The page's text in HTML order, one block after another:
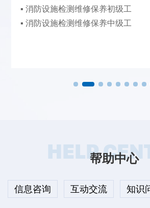
▪ 消防设施检测维修保养初级工
▪ 消防设施检测维修保养中级工
HELP帮助中心
信息咨询 互动交流 知识